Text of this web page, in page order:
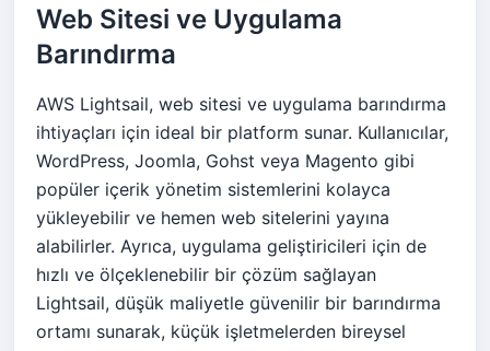
Web Sitesi ve Uygulama
Barındırma
AWS Lightsail, web sitesi ve uygulama barındırma
ihtiyaçları için ideal bir platform sunar. Kullanıcılar,
WordPress, Joomla, Gohst veya Magento gibi
popüler içerik yönetim sistemlerini kolayca
yükleyebilir ve hemen web sitelerini yayına
alabilirler. Ayrıca, uygulama geliştiricileri için de
hızlı ve ölçeklenebilir bir çözüm sağlayan
Lightsail, düşük maliyetle güvenilir bir barındırma
ortamı sunarak, küçük işletmelerden bireysel